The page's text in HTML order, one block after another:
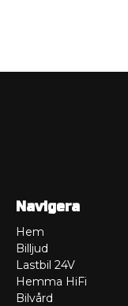
Navigera
Hem
Billjud
Lastbil 24V
Hemma HiFi
Bilvård